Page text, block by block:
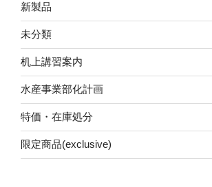
新製品
未分類
机上講習案内
水産事業部化計画
特価・在庫処分
限定商品(exclusive)